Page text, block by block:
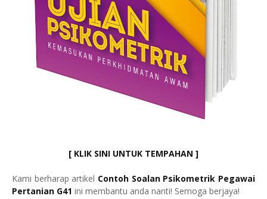
[ KLIK SINI UNTUK TEMPAHAN ]
Kami berharap artikel Contoh Soalan Psikometrik Pegawai
Pertanian G41 ini membantu anda nanti! Semoga berjaya!